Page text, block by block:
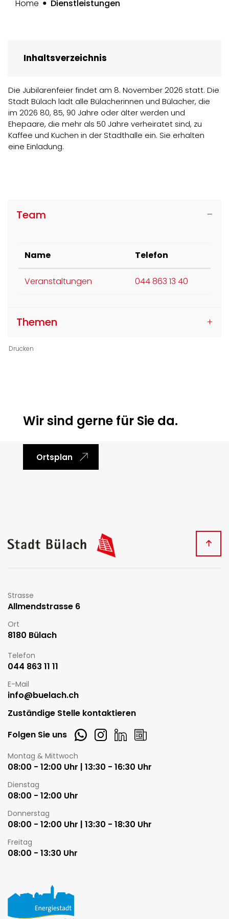
Home Dienstleistungen
Inhaltsverzeichnis
Die Jubilarenfeier findet am 8. November 2026 statt. Die
Stadt Bülach lädt alle Bülacherinnen und Bülacher, die
im 2026 80, 85, 90 Jahre oder älter werden und
Ehepaare, die mehr als 50 Jahre verheiratet sind, zu
Kaffee und Kuchen in der Stadthalle ein. Sie erhalten
eine Einladung.
Team
Name Telefon
Veranstaltungen 044 863 13 40
Themen
Drucken
Wir sind gerne für Sie da.
Ortsplan
Kontakt
Strasse
Allmendstrasse 6
Ort
8180 Bülach
Telefon
044 863 11 11
E-Mail
info@buelach.ch
Zuständige Stelle kontaktieren
Folgen Sie uns
WhatsappInstagram
LinkedInNewsletter
Öffnungszeiten
Montag & Mittwoch
08:00 - 12:00 Uhr | 13:30 - 16:30 Uhr
Dienstag
08:00 - 12:00 Uhr
Donnerstag
08:00 - 12:00 Uhr | 13:30 - 18:30 Uhr
Freitag
08:00 - 13:30 Uhr